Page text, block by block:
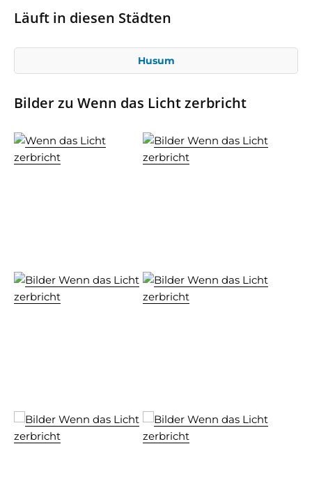
Läuft in diesen Städten
Husum
Bilder zu Wenn das Licht zerbricht